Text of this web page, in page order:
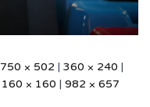
750 × 502 | 360 × 240 |
160 × 160 | 982 × 657